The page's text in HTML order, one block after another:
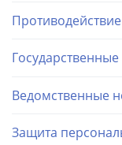
Государственные
Ведомственные
Защита